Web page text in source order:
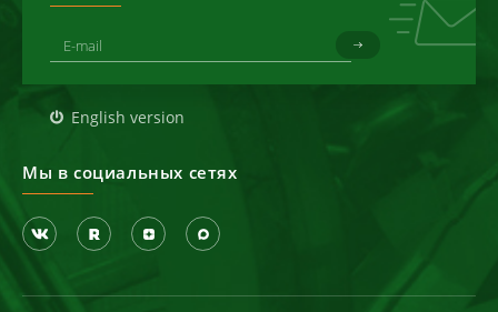
English version
Мы в социальных сетях